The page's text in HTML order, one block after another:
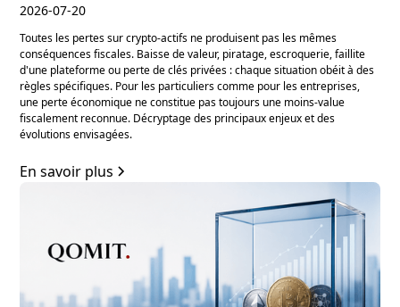
2026-07-20
Toutes les pertes sur crypto-actifs ne produisent pas les mêmes
conséquences fiscales. Baisse de valeur, piratage, escroquerie, faillite
d'une plateforme ou perte de clés privées : chaque situation obéit à des
règles spécifiques. Pour les particuliers comme pour les entreprises,
une perte économique ne constitue pas toujours une moins-value
fiscalement reconnue. Décryptage des principaux enjeux et des
évolutions envisagées.
En savoir plus